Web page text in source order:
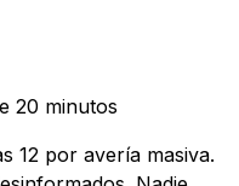
20 minutos
12 por avería masiva.